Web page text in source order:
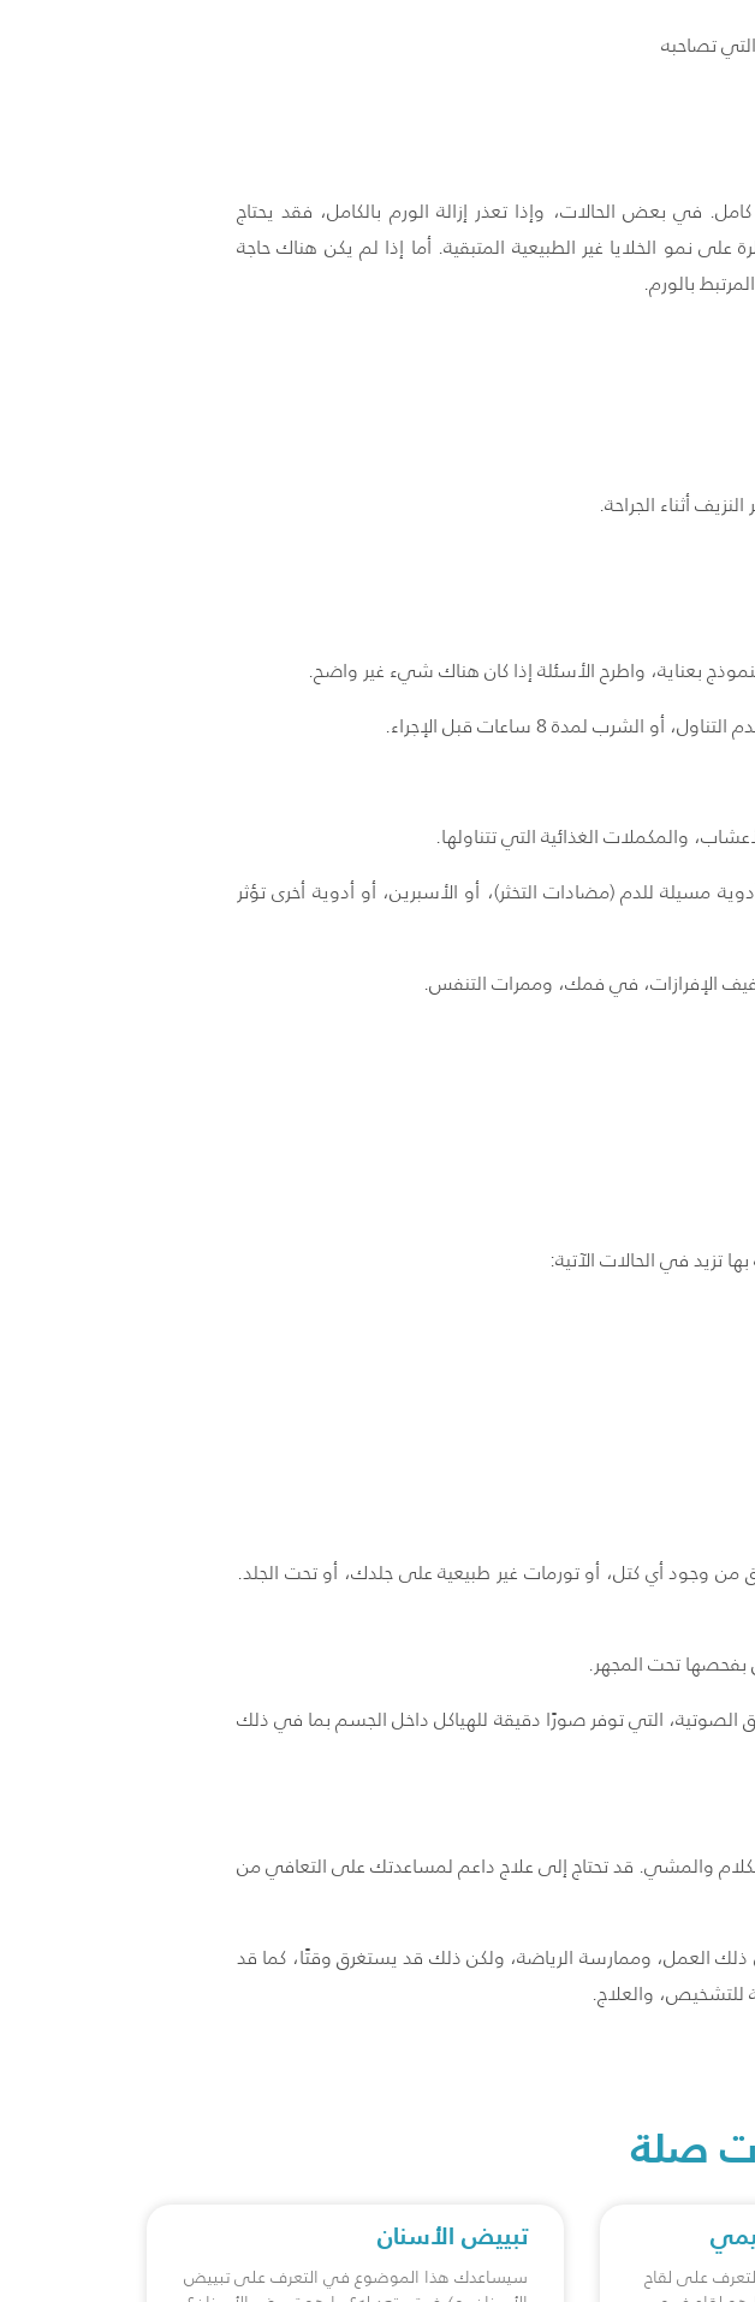
تصاحبه
في بعض الحالات، وإذا تعذر إزالة الورم بالكامل، فقد يحتاج
نمو الخلايا غير الطبيعية المتبقية. أما إذا لم يكن هناك حاجة
بالورم.
أثناء الجراحة.
بعناية، واطرح الأسئلة إذا كان هناك شيء غير واضح.
لمدة 8 ساعات قبل الإجراء.
والمكملات الغذائية التي تتناولها.
مسيلة للدم (مضادات التخثر)، أو الأسبرين، أو أدوية أخرى تؤثر
الإفرازات، في فمك، وممرات التنفس.
تزيد في الحالات الآتية:
وجود أي كتل، أو تورمات غير طبيعية على جلدك، أو تحت الجلد.
بفحصها تحت المجهر.
الصوتية، التي توفر صورًا دقيقة للهياكل داخل الجسم بما في ذلك
والمشي. قد تحتاج إلى علاج داعم لمساعدتك على التعافي من
العمل، وممارسة الرياضة، ولكن ذلك قد يستغرق وقتًا، كما قد
للتشخيص، والعلاج.
صلة
على لقاح
تبييض الأسنان
سيساعدك هذا الموضوع في التعرف على تبييض